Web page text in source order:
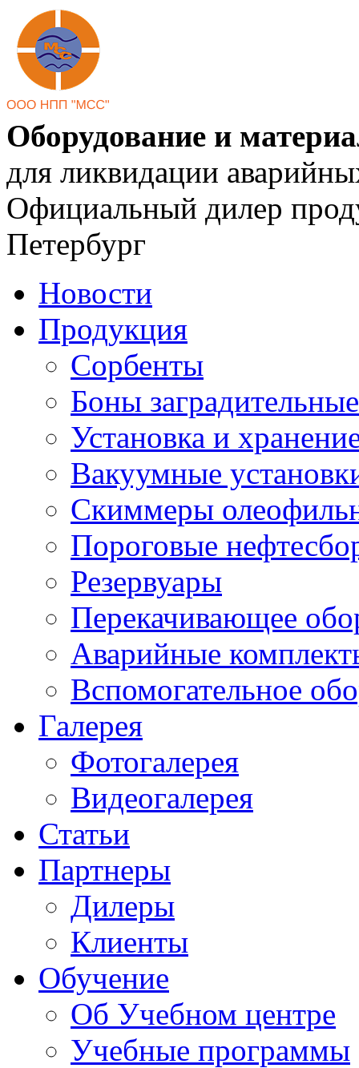
Оборудование и
для ликвидации
Официальный дилер
Петербург
Новости
Продукция
Сорбенты
Боны заградительные
Установка и
Вакуумные
Скиммеры
Пороговые
Резервуары
Перекачивающее
Аварийные
Вспомогательное
Галерея
Фотогалерея
Видеогалерея
Статьи
Партнеры
Дилеры
Клиенты
Обучение
Об Учебном центре
Учебные программы